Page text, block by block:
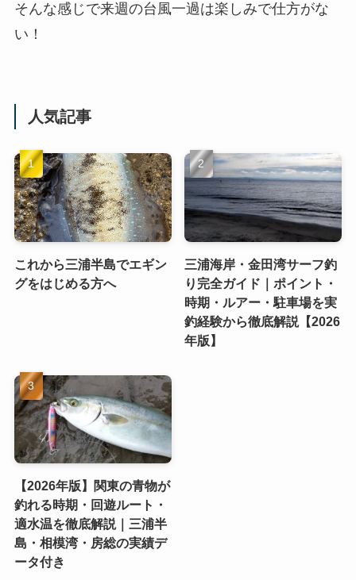
そんな感じで来週の台風一過は楽しみで仕方がな
い！
人気記事
これから三浦半島でエギン
グをはじめる方へ
三浦海岸・金田湾サーフ釣
り完全ガイド｜ポイント・
時期・ルアー・駐車場を実
釣経験から徹底解説【2026
年版】
【2026年版】関東の青物が
釣れる時期・回遊ルート・
適水温を徹底解説｜三浦半
島・相模湾・房総の実績デ
ータ付き